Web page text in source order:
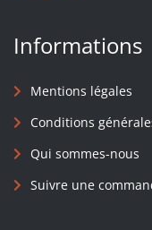
Informations
Mentions légales
Conditions
Qui sommes-nous
Suivre une